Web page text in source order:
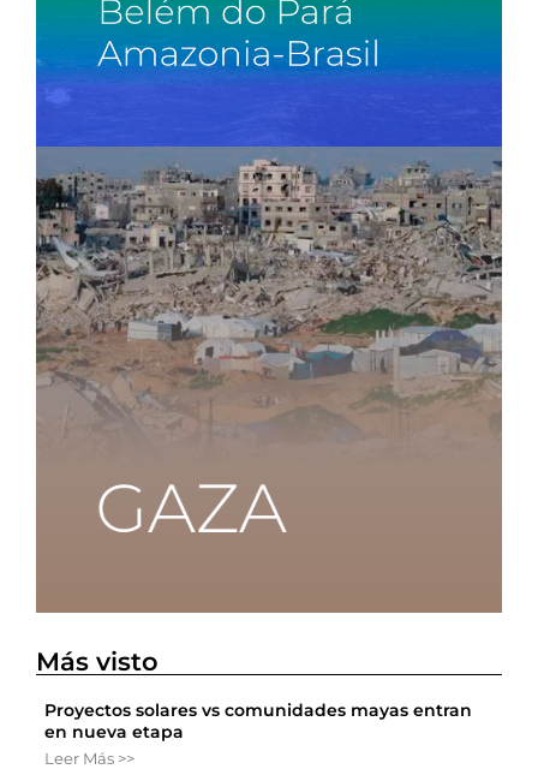
Más visto
Proyectos solares vs comunidades mayas entran
en nueva etapa
Leer Más >>